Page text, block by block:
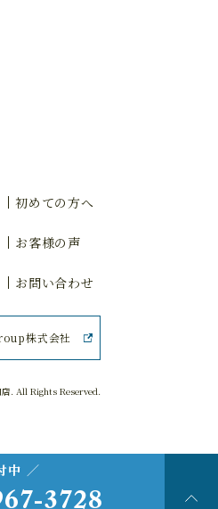
初めての方へ
お客様の声
お問い合わせ
株式会社
. All Rights Reserved.
中 ／
3728